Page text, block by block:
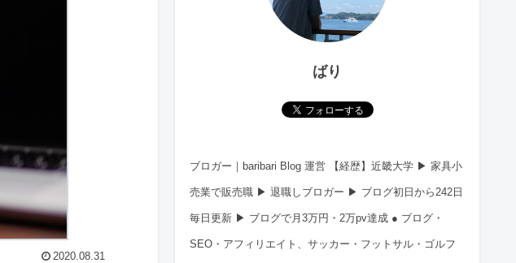
2020.08.31
ばり
ブロガー｜baribari Blog 運営 【経歴】近畿大学 ▶︎ 家具小
売業で販売職 ▶︎ 退職しブロガー ▶︎ ブログ初日から242日
毎日更新 ▶︎ ブログで月3万円・2万pv達成 ● ブログ・
SEO・アフィリエイト、サッカー・フットサル・ゴルフ